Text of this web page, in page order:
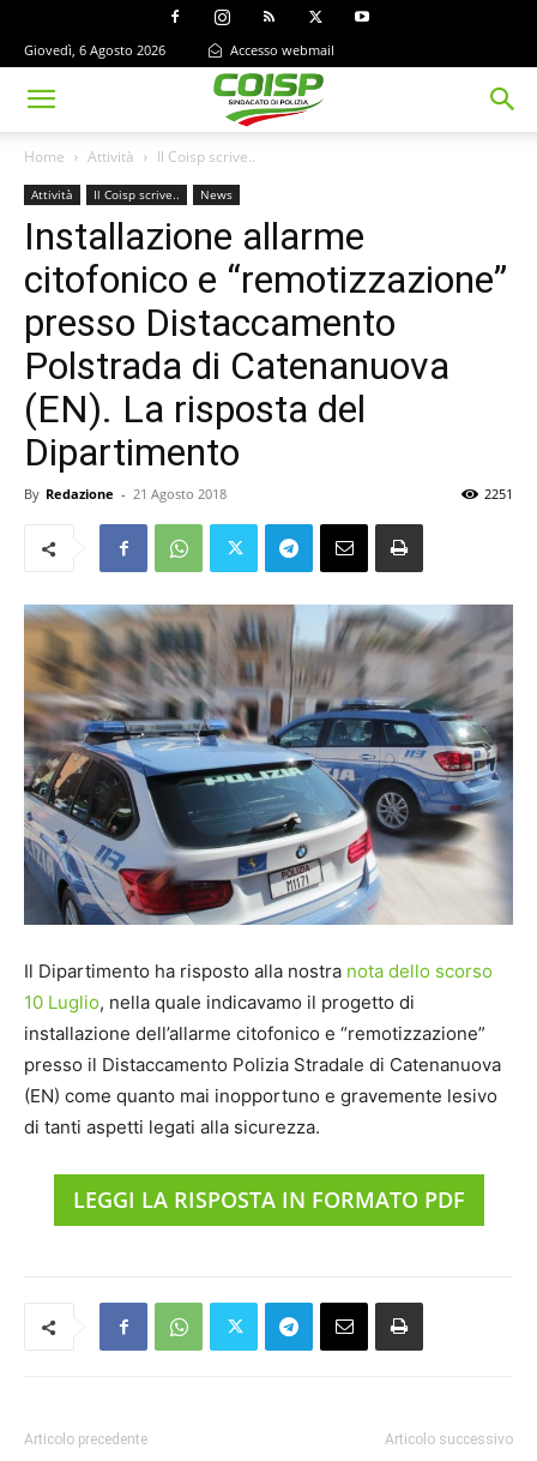
Giovedì, 6 Agosto 2026 Accesso webmail
Home Attività Il Coisp scrive..
Attività Il Coisp scrive.. News
Installazione allarme
citofonico e “remotizzazione”
presso Distaccamento
Polstrada di Catenanuova
(EN). La risposta del
Dipartimento
By Redazione - 21 Agosto 2018 2251
Il Dipartimento ha risposto alla nostra nota dello scorso
10 Luglio, nella quale indicavamo il progetto di
installazione dell’allarme citofonico e “remotizzazione”
presso il Distaccamento Polizia Stradale di Catenanuova
(EN) come quanto mai inopportuno e gravemente lesivo
di tanti aspetti legati alla sicurezza.
LEGGI LA RISPOSTA IN FORMATO PDF
Articolo precedente Articolo successivo